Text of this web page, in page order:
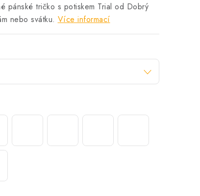
pánské tričko s potiskem Trial od Dobrý
nebo svátku. Více informací